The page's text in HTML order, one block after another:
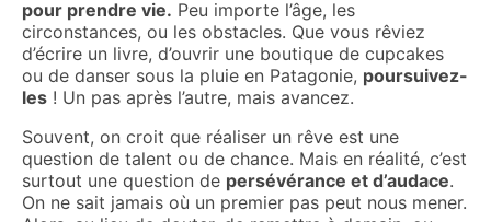
pour prendre vie. Peu importe l’âge, les
circonstances, ou les obstacles. Que vous rêviez
d’écrire un livre, d’ouvrir une boutique de cupcakes
ou de danser sous la pluie en Patagonie, poursuivez-
les ! Un pas après l’autre, mais avancez.
Souvent, on croit que réaliser un rêve est une
question de talent ou de chance. Mais en réalité, c’est
surtout une question de persévérance et d’audace.
On ne sait jamais où un premier pas peut nous mener.